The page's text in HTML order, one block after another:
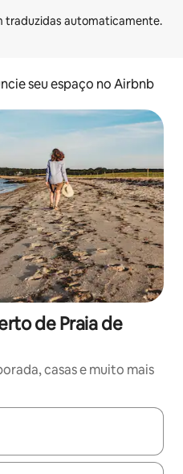
seu espaço no Airbnb
de Praia de
casas e muito mais
disponíveis, explore-os